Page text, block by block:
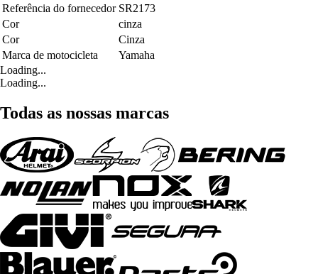
Referência do fornecedor SR2173
Cor
cinza
Cor
Cinza
Marca de motocicleta
Yamaha
Loading...
Loading...
Todas as nossas marcas